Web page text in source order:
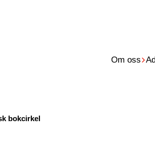
Om oss
bokcirkel